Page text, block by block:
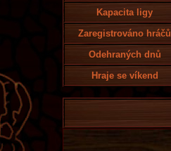
Kapacita ligy
Zaregistrováno hráčů
Odehraných dnů
Hraje se víkend